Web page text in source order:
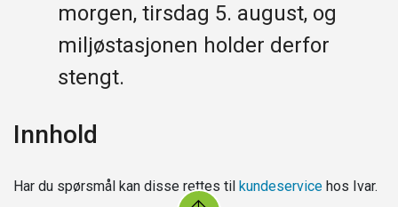
morgen, tirsdag 5. august, og
miljøstasjonen holder derfor
stengt.
Innhold
Har du spørsmål kan disse rettes til kundeservice hos Ivar.